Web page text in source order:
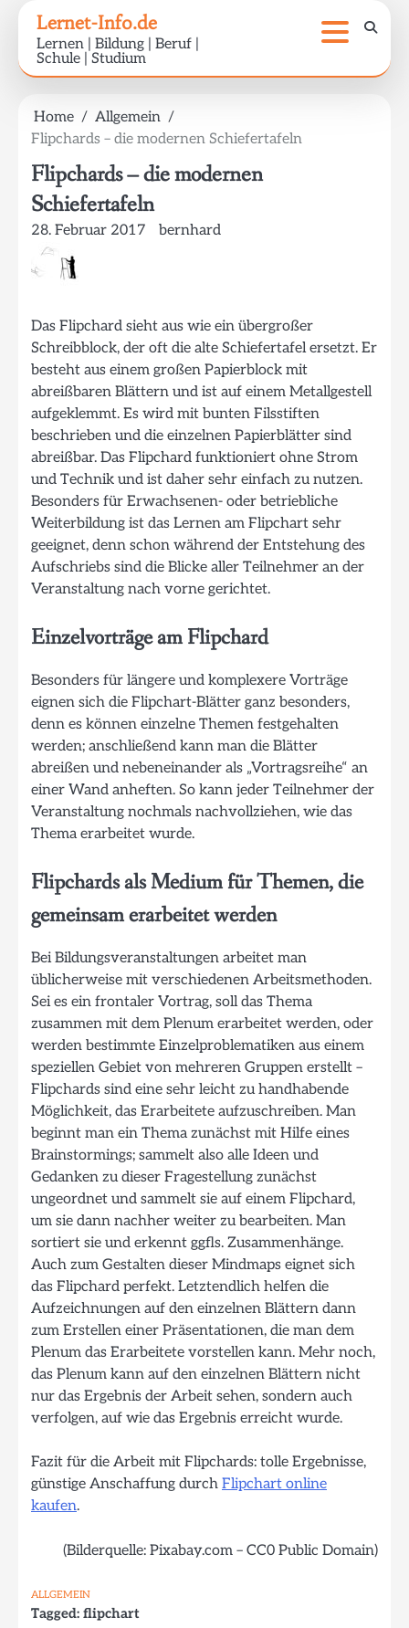
content
Lernet-Info.de
Lernen | Bildung | Beruf |
Schule | Studium
Home
Allgemein
Flipchards – die modernen Schiefertafeln
Flipchards – die modernen
Schiefertafeln
28. Februar 2017 bernhard
Das Flipchard sieht aus wie ein übergroßer
Schreibblock, der oft die alte Schiefertafel ersetzt. Er
besteht aus einem großen Papierblock mit
abreißbaren Blättern und ist auf einem Metallgestell
aufgeklemmt. Es wird mit bunten Filsstiften
beschrieben und die einzelnen Papierblätter sind
abreißbar. Das Flipchard funktioniert ohne Strom
und Technik und ist daher sehr einfach zu nutzen.
Besonders für Erwachsenen- oder betriebliche
Weiterbildung ist das Lernen am Flipchart sehr
geeignet, denn schon während der Entstehung des
Aufschriebs sind die Blicke aller Teilnehmer an der
Veranstaltung nach vorne gerichtet.
Einzelvorträge am Flipchard
Besonders für längere und komplexere Vorträge
eignen sich die Flipchart-Blätter ganz besonders,
denn es können einzelne Themen festgehalten
werden; anschließend kann man die Blätter
abreißen und nebeneinander als „Vortragsreihe“ an
einer Wand anheften. So kann jeder Teilnehmer der
Veranstaltung nochmals nachvollziehen, wie das
Thema erarbeitet wurde.
Flipchards als Medium für Themen, die
gemeinsam erarbeitet werden
Bei Bildungsveranstaltungen arbeitet man
üblicherweise mit verschiedenen Arbeitsmethoden.
Sei es ein frontaler Vortrag, soll das Thema
zusammen mit dem Plenum erarbeitet werden, oder
werden bestimmte Einzelproblematiken aus einem
speziellen Gebiet von mehreren Gruppen erstellt –
Flipchards sind eine sehr leicht zu handhabende
Möglichkeit, das Erarbeitete aufzuschreiben. Man
beginnt man ein Thema zunächst mit Hilfe eines
Brainstormings; sammelt also alle Ideen und
Gedanken zu dieser Fragestellung zunächst
ungeordnet und sammelt sie auf einem Flipchard,
um sie dann nachher weiter zu bearbeiten. Man
sortiert sie und erkennt ggfls. Zusammenhänge.
Auch zum Gestalten dieser Mindmaps eignet sich
das Flipchard perfekt. Letztendlich helfen die
Aufzeichnungen auf den einzelnen Blättern dann
zum Erstellen einer Präsentationen, die man dem
Plenum das Erarbeitete vorstellen kann. Mehr noch,
das Plenum kann auf den einzelnen Blättern nicht
nur das Ergebnis der Arbeit sehen, sondern auch
verfolgen, auf wie das Ergebnis erreicht wurde.
Fazit für die Arbeit mit Flipchards: tolle Ergebnisse,
günstige Anschaffung durch Flipchart online
kaufen.
(Bilderquelle: Pixabay.com – CC0 Public Domain)
ALLGEMEIN
Tagged: flipchart